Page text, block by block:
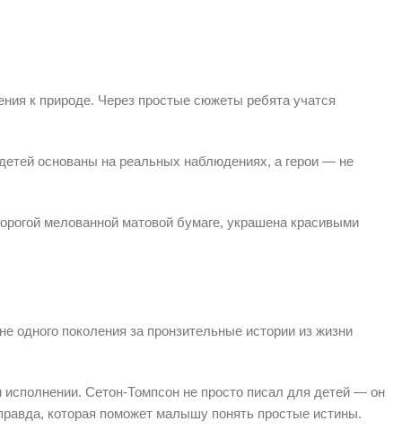
к природе. Через простые сюжеты ребята учатся
основаны на реальных наблюдениях, а герои — не
мелованной матовой бумаге, украшена красивыми
поколения за пронзительные истории из жизни
Сетон-Томпсон не просто писал для детей — он
которая поможет малышу понять простые истины.